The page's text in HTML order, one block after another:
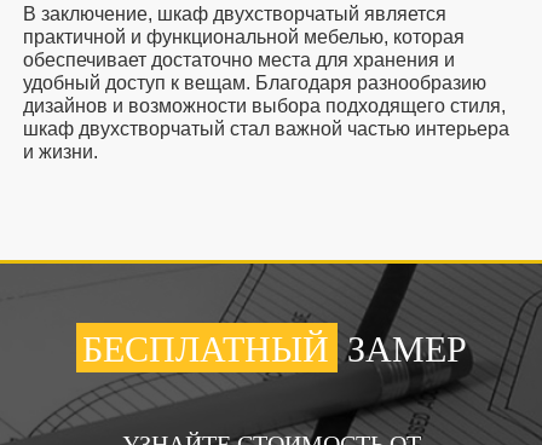
В заключение, шкаф двухстворчатый является
практичной и функциональной мебелью, которая
обеспечивает достаточно места для хранения и
удобный доступ к вещам. Благодаря разнообразию
дизайнов и возможности выбора подходящего стиля,
шкаф двухстворчатый стал важной частью интерьера
и жизни.
БЕСПЛАТНЫЙ ЗАМЕР